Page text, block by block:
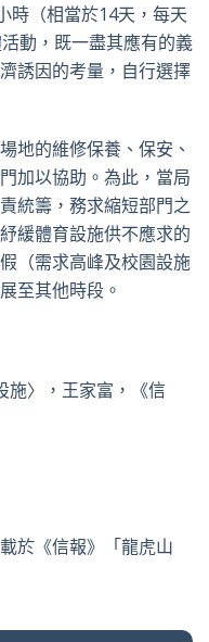
時（相當於14天，每天
動，既一盡其應有的義
誘因的考量，自行選擇
地的維修保養、保安、
加以協助。為此，當局
統籌，務求縮短部門之
緩體育設施供不應求的
（需求高峰及校園設施
至其他時段。
施〉，王家富，《信
於《信報》「龍虎山